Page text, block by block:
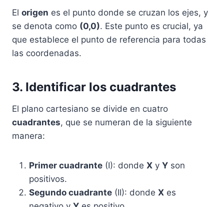
El origen es el punto donde se cruzan los ejes, y
se denota como (0,0). Este punto es crucial, ya
que establece el punto de referencia para todas
las coordenadas.
3. Identificar los cuadrantes
El plano cartesiano se divide en cuatro
cuadrantes, que se numeran de la siguiente
manera:
Primer cuadrante (I): donde X y Y son
positivos.
Segundo cuadrante (II): donde X es